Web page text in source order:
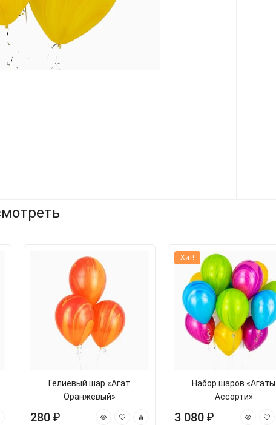
Гелиевый шар «Агат
Оранжевый»
280 ₽
Хит!
Набор шаров «Агаты
Ассорти»
3 080 ₽